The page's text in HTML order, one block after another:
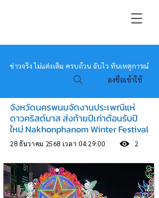
หมอข่าว
ข่าวจริง ไม่แต่งเติม ครบถ้วน ฉับไว ทันเหตุการณ์
ลงชื่อเข้าใช้
จังหวัดนครพนมจัดงานประเพณีแห่
ดาวคริสต์มาส ส่งท้ายปีเก่าต้อนรับปี
ใหม่ Nakhonphanom Winter Festival
28 ธันวาคม 2568 เวลา 04:29:00 2